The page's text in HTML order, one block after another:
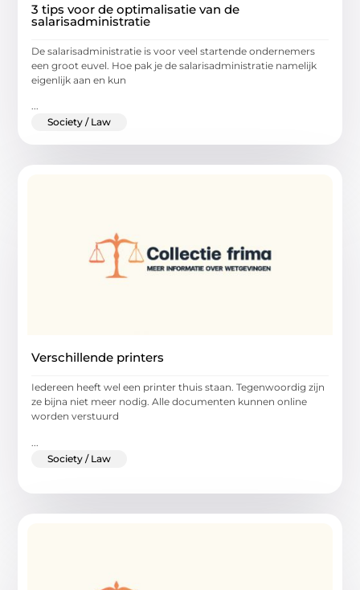
3 tips voor de optimalisatie van de
salarisadministratie
De salarisadministratie is voor veel startende ondernemers
een groot euvel. Hoe pak je de salarisadministratie namelijk
eigenlijk aan en kun
...
Society / Law
Verschillende printers
Iedereen heeft wel een printer thuis staan. Tegenwoordig zijn
ze bijna niet meer nodig. Alle documenten kunnen online
worden verstuurd
Society / Law